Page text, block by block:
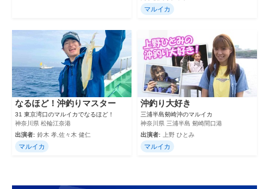
マルイカ
なるほど！沖釣りマスター
31 東京湾口のマルイカでなるほど！
神奈川県 松輪江奈港
出演者: 鈴木 孝,佐々木 健仁
マルイカ
沖釣り大好き
三浦半島剱崎沖のマルイカ
神奈川県 三浦半島 剱崎間口港
出演者:
上野 ひとみ
マルイカ